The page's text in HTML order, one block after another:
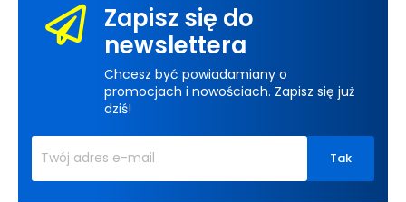
Zapisz się do
newslettera
Chcesz być powiadamiany o
promocjach i nowościach. Zapisz się już
dziś!